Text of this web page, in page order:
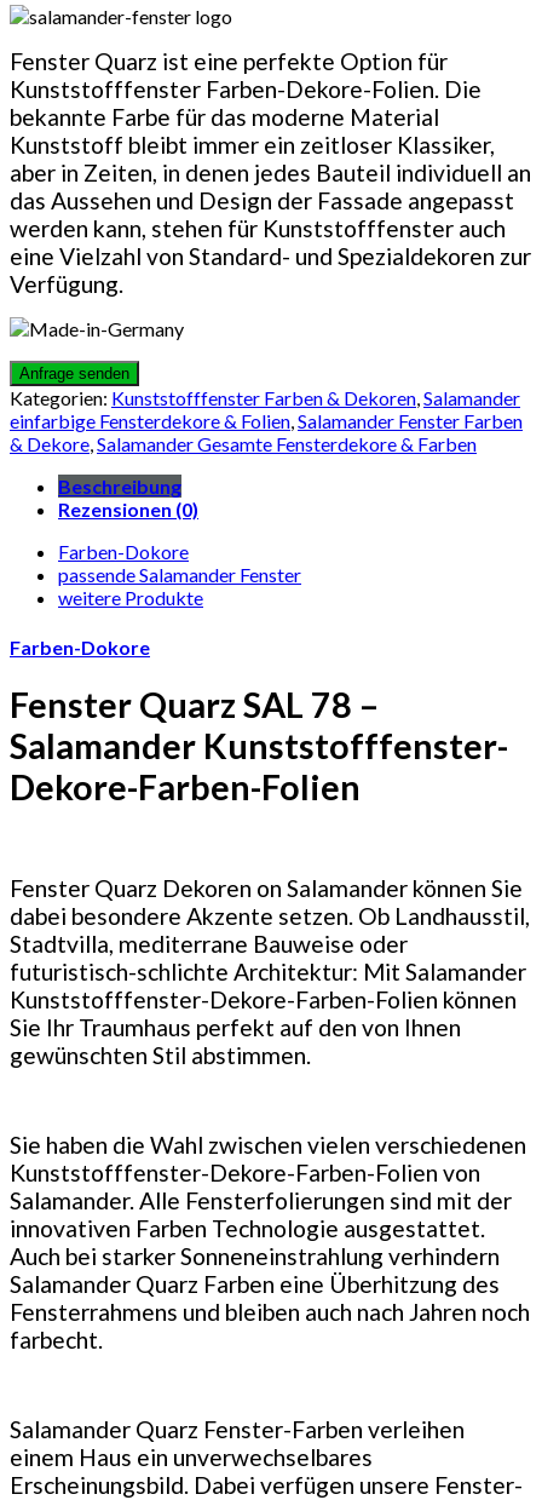
Fenster Quarz ist eine perfekte Option für
Kunststofffenster Farben-Dekore-Folien. Die
bekannte Farbe für das moderne Material
Kunststoff bleibt immer ein zeitloser Klassiker,
aber in Zeiten, in denen jedes Bauteil individuell an
das Aussehen und Design der Fassade angepasst
werden kann, stehen für Kunststofffenster auch
eine Vielzahl von Standard- und Spezialdekoren zur
Verfügung.
Kategorien: Kunststofffenster Farben & Dekoren,Salamander
einfarbige Fensterdekore & Folien,Salamander Fenster Farben
& Dekore,Salamander Gesamte Fensterdekore & Farben
Beschreibung
Rezensionen (0)
Farben-Dokore
passende Salamander Fenster
weitere Produkte
Farben-Dokore
Fenster Quarz SAL 78 –
Salamander Kunststofffenster-
Dekore-Farben-Folien
Fenster Quarz Dekoren on Salamander können Sie
dabei besondere Akzente setzen. Ob Landhausstil,
Stadtvilla, mediterrane Bauweise oder
futuristisch-schlichte Architektur: Mit Salamander
Kunststofffenster-Dekore-Farben-Folien können
Sie Ihr Traumhaus perfekt auf den von Ihnen
gewünschten Stil abstimmen.
Sie haben die Wahl zwischen vielen verschiedenen
Kunststofffenster-Dekore-Farben-Folien von
Salamander. Alle Fensterfolierungen sind mit der
innovativen Farben Technologie ausgestattet.
Auch bei starker Sonneneinstrahlung verhindern
Salamander Quarz Farben eine Überhitzung des
Fensterrahmens und bleiben auch nach Jahren noch
farbecht.
Salamander Quarz Fenster-Farben verleihen
einem Haus ein unverwechselbares
Erscheinungsbild. Dabei verfügen unsere Fenster-